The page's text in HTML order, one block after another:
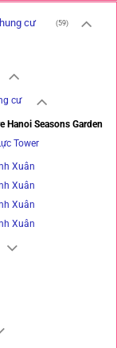
cư (59)
cư
Hanoi Seasons Garden
Tower
Xuân
Xuân
Xuân
Xuân